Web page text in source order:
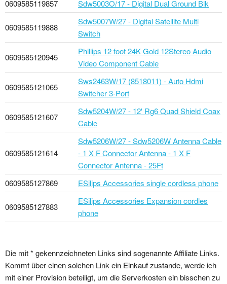
0609585119857
Sdw5003O/17 - Digital Dual Ground Blk
0609585119888
Sdw5007W/27 - Digital Satellite Multi
Switch
0609585120945
Phillips 12 foot 24K Gold 12Stereo Audio
Video Component Cable
0609585121065
Sws2463W/17 (8518011) - Auto Hdmi
Switcher 3-Port
0609585121607
Sdw5204W/27 - 12' Rg6 Quad Shield Coax
Cable
0609585121614
Sdw5206W/27 - Sdw5206W Antenna Cable
- 1 X F Connector Antenna - 1 X F
Connector Antenna - 25Ft
0609585127869
ESilips Accessories single cordless phone
0609585127883
ESilips Accessories Expansion cordles
phone
Die mit * gekennzeichneten Links sind sogenannte Affiliate Links.
Kommt über einen solchen Link ein Einkauf zustande, werde ich
mit einer Provision beteiligt, um die Serverkosten ein bisschen zu